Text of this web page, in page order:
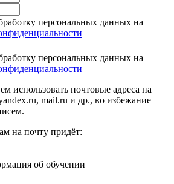
персональных данных на
персональных данных на
использовать почтовые адреса на
mail.ru и др., во избежание
на почту придёт:
об обучении